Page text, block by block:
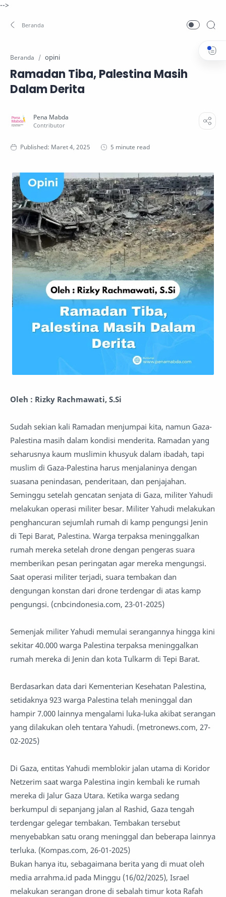
-->
Beranda opini
Ramadan Tiba, Palestina Masih
Dalam Derita
5 minute read
Oleh : Rizky Rachmawati, S.Si
Sudah sekian kali Ramadan menjumpai kita, namun Gaza-
Palestina masih dalam kondisi menderita. Ramadan yang
seharusnya kaum muslimin khusyuk dalam ibadah, tapi
muslim di Gaza-Palestina harus menjalaninya dengan
suasana penindasan, penderitaan, dan penjajahan.
Seminggu setelah gencatan senjata di Gaza, militer Yahudi
melakukan operasi militer besar. Militer Yahudi melakukan
penghancuran sejumlah rumah di kamp pengungsi Jenin
di Tepi Barat, Palestina. Warga terpaksa meninggalkan
rumah mereka setelah drone dengan pengeras suara
memberikan pesan peringatan agar mereka mengungsi.
Saat operasi militer terjadi, suara tembakan dan
dengungan konstan dari drone terdengar di atas kamp
pengungsi. (cnbcindonesia.com, 23-01-2025)
Semenjak militer Yahudi memulai serangannya hingga kini
sekitar 40.000 warga Palestina terpaksa meninggalkan
rumah mereka di Jenin dan kota Tulkarm di Tepi Barat.
Berdasarkan data dari Kementerian Kesehatan Palestina,
setidaknya 923 warga Palestina telah meninggal dan
hampir 7.000 lainnya mengalami luka-luka akibat serangan
yang dilakukan oleh tentara Yahudi. (metronews.com, 27-
02-2025)
Di Gaza, entitas Yahudi memblokir jalan utama di Koridor
Netzerim saat warga Palestina ingin kembali ke rumah
mereka di Jalur Gaza Utara. Ketika warga sedang
berkumpul di sepanjang jalan al Rashid, Gaza tengah
terdengar gelegar tembakan. Tembakan tersebut
menyebabkan satu orang meninggal dan beberapa lainnya
terluka. (Kompas.com, 26-01-2025)
Bukan hanya itu, sebagaimana berita yang di muat oleh
media arrahma.id pada Minggu (16/02/2025), Israel
melakukan serangan drone di sebalah timur kota Rafah